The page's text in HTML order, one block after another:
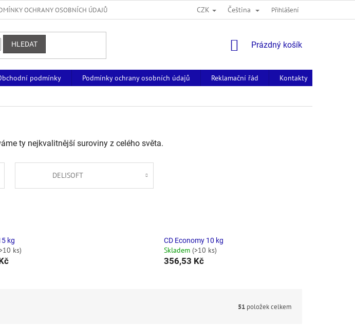
OCHRANY OSOBNÍCH ÚDAJŮ CZK Čeština Přihlášení
HLEDAT
NÁKUPNÍ
Prázdný košík
podmínky Podmínky ochrany osobních údajů Reklamační řád
Kontakty
ty nejkvalitnější suroviny z celého světa.
DELISOFT
kg
ks)
CD Economy 10 kg
Skladem (>10 ks)
356,53 Kč
51 položek celkem